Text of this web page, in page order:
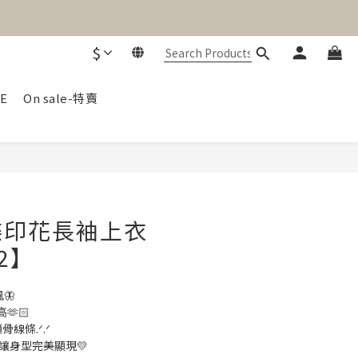
$
On sale-特賣
花長袖上衣
🦋
🫶🏻
線條.ᐟ.ᐟ
身型完美顯現💛